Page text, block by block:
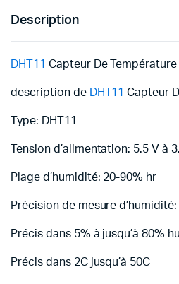
Description
DHT11 Capteur De Température
description de DHT11 Capteur
Type: DHT11
Tension d’alimentation: 5.5 V à
Plage d’humidité: 20-90% hr
Précision de mesure
Précis dans 5% à jusqu’à 80%
Précis dans 2C jusqu’à 50C